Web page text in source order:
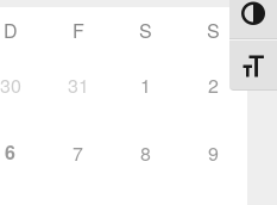
D F S S
30 31 1 2
6 7 8 9